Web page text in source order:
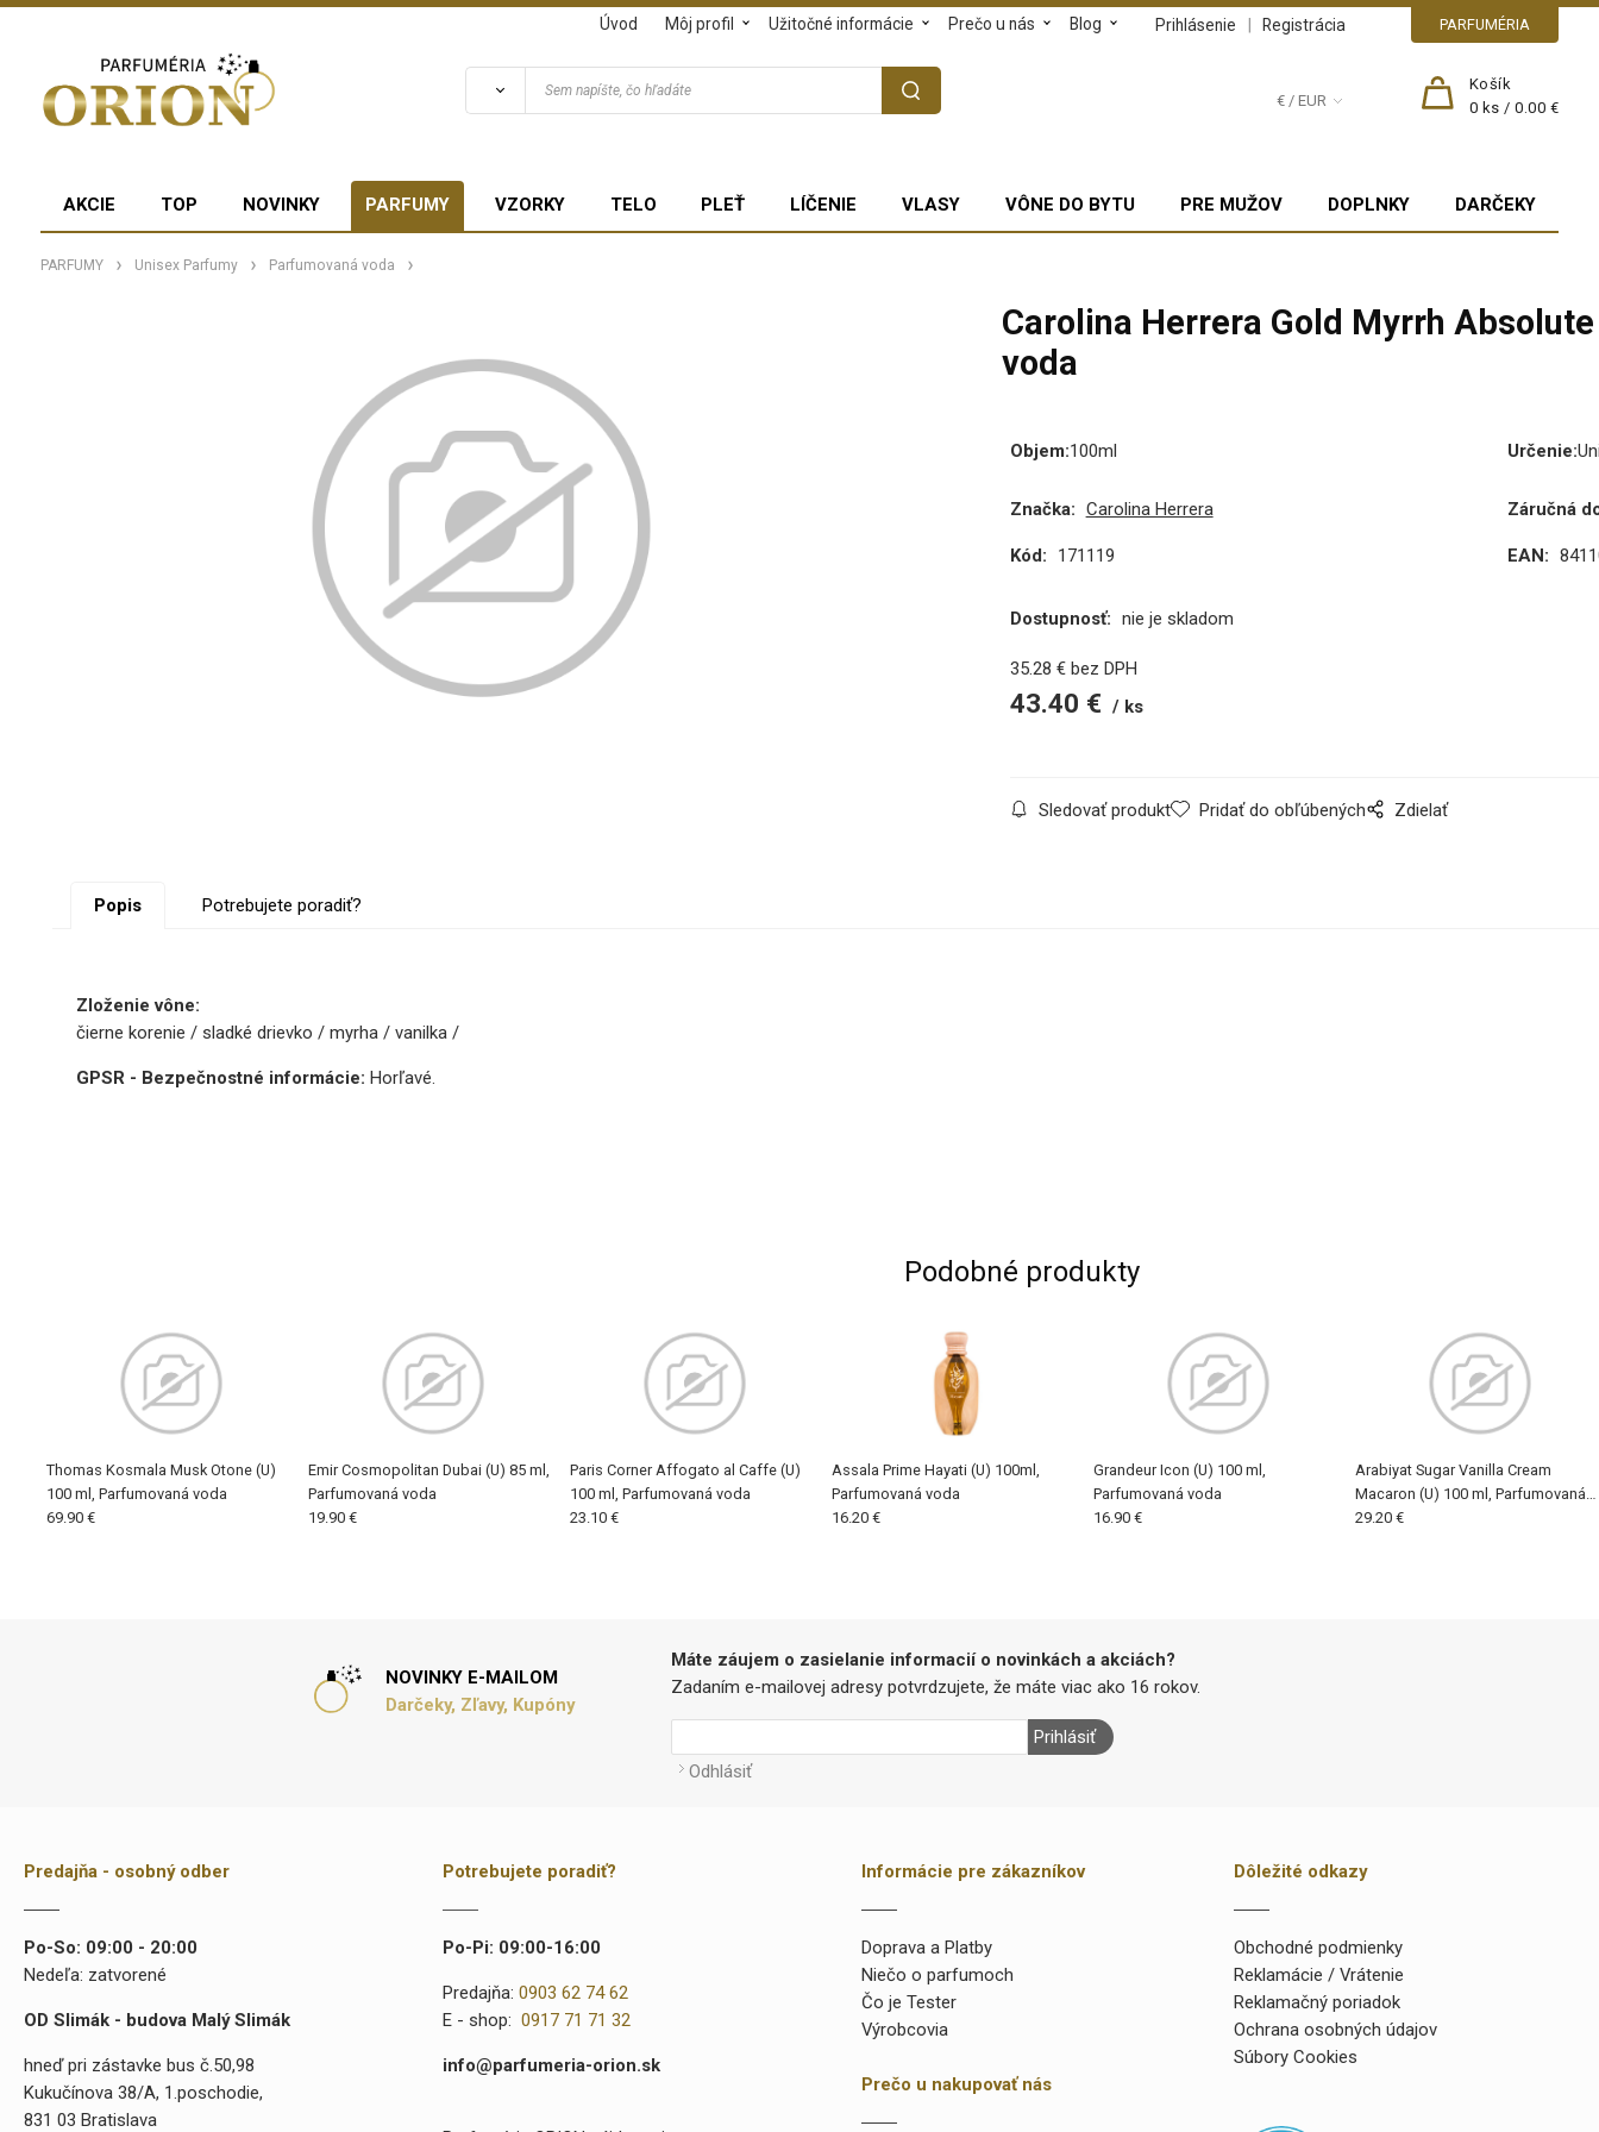
PARFUMÉRIA
Prihlásenie | Registrácia
Úvod Môj profil Užitočné informácie Prečo u nás Blog
€ / EUR
Košík
0 ks /0.00 €
AKCIE TOP NOVINKY PARFUMY VZORKY TELO PLEŤ LÍČENIE VLASY VÔNE DO BYTU PRE MUŽOV DOPLNKY DARČEKY
PARFUMY Unisex Parfumy Parfumovaná voda
Carolina Herrera Gold Myrrh
voda
Objem:100ml Určenie:
Značka: Carolina Herrera Záručná
Kód: 171119 EAN:
Dostupnosť: nie je skladom
35.28 € bez DPH
43.40 € ks
Sledovať produkt Pridať do obľúbených Zdielať
Popis Potrebujete poradiť?
Zloženie vône:
čierne korenie / sladké drievko / myrha / vanilka /
GPSR - Bezpečnostné informácie: Horľavé.
Podobné produkty
Thomas Kosmala Musk Otone (U)
100 ml, Parfumovaná voda
69.90 €
Emir Cosmopolitan Dubai (U) 85 ml,
Parfumovaná voda
19.90 €
Paris Corner Affogato al Caffe (U)
100 ml, Parfumovaná voda
23.10 €
Assala Prime Hayati (U) 100ml,
Parfumovaná voda
16.20 €
Grandeur Icon (U) 100 ml,
Parfumovaná voda
16.90 €
Arabiyat Sugar Vanilla Cream
Macaron (U) 100 ml, Parfumovaná
voda
29.20 €
NOVINKY E-MAILOM
Darčeky, Zľavy, Kupóny
Máte záujem o zasielanie informacií o novinkách a akciách?
Zadaním e-mailovej adresy potvrdzujete, že máte viac ako 16 rokov.
Prihlásiť
Odhlásiť
Predajňa - osobný odber
Po-So: 09:00 - 20:00
Nedeľa: zatvorené
OD Slimák - budova Malý Slimák
hneď pri zástavke bus č.50,98
Kukučínova 38/A, 1.poschodie,
831 03 Bratislava
Potrebujete poradiť?
Po-Pi: 09:00-16:00
Predajňa:0903 62 74 62
E - shop:0917 71 71 32
info@parfumeria-orion.sk
Informácie pre zákazníkov
Doprava a Platby
Niečo o parfumoch
Čo je Tester
Výrobcovia
Prečo u nakupovať nás
Dôležité odkazy
Obchodné podmienky
Reklamácie / Vrátenie
Reklamačný poriadok
Ochrana osobných údajov
Súbory Cookies